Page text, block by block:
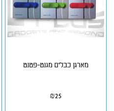
מארגן כבלים מגנט-פטנט
₪25